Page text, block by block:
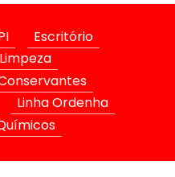
Escritório
Linha Ordenha